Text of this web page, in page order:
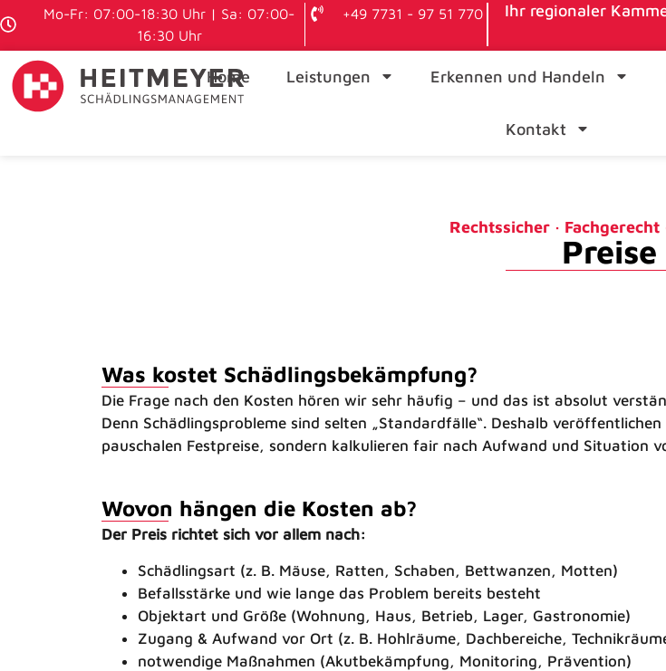
Mo-Fr: 07:00-18:30 Uhr | Sa: 07:00-
16:30 Uhr
+49 7731 - 97 51 770 Ihr regionaler
Home Leistungen Erkennen und Handeln
Kontakt
Rechtssicher · Fachgerecht
Preise
Was kostet Schädlingsbekämpfung?
Die Frage nach den Kosten hören wir sehr häufig – und das ist absolut
Denn Schädlingsprobleme sind selten „Standardfälle“. Deshalb
pauschalen Festpreise, sondern kalkulieren fair nach Aufwand und Situation
Wovon hängen die Kosten ab?
Der Preis richtet sich vor allem nach:
Schädlingsart (z. B. Mäuse, Ratten, Schaben, Bettwanzen, Motten)
Befallsstärke und wie lange das Problem bereits besteht
Objektart und Größe (Wohnung, Haus, Betrieb, Lager, Gastronomie)
Zugang & Aufwand vor Ort (z. B. Hohlräume, Dachbereiche,
notwendige Maßnahmen (Akutbekämpfung, Monitoring, Prävention)